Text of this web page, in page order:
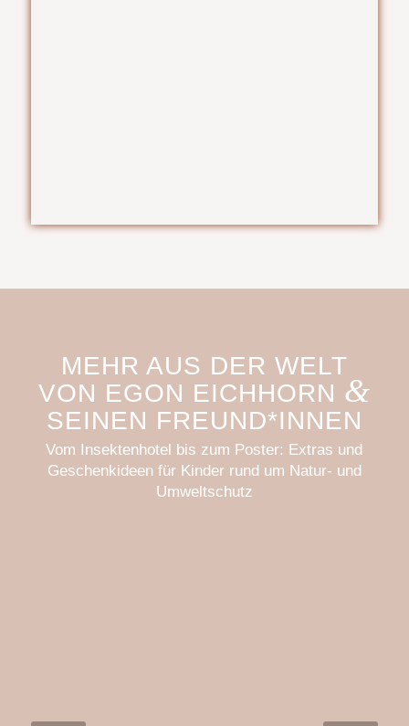
MEHR AUS DER WELT
VON EGON EICHHORN &
SEINEN FREUND*INNEN
Vom Insektenhotel bis zum Poster: Extras und
Geschenkideen für Kinder rund um Natur- und
Umweltschutz